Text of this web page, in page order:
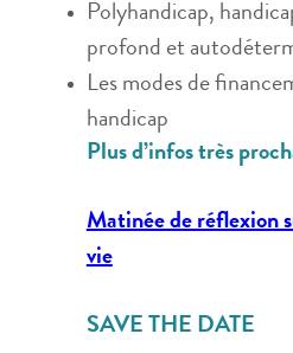
Polyhandicap,
profond et
Les modes de
handicap
Plus d’infos très
Matinée de réflexion
vie
SAVE THE DATE